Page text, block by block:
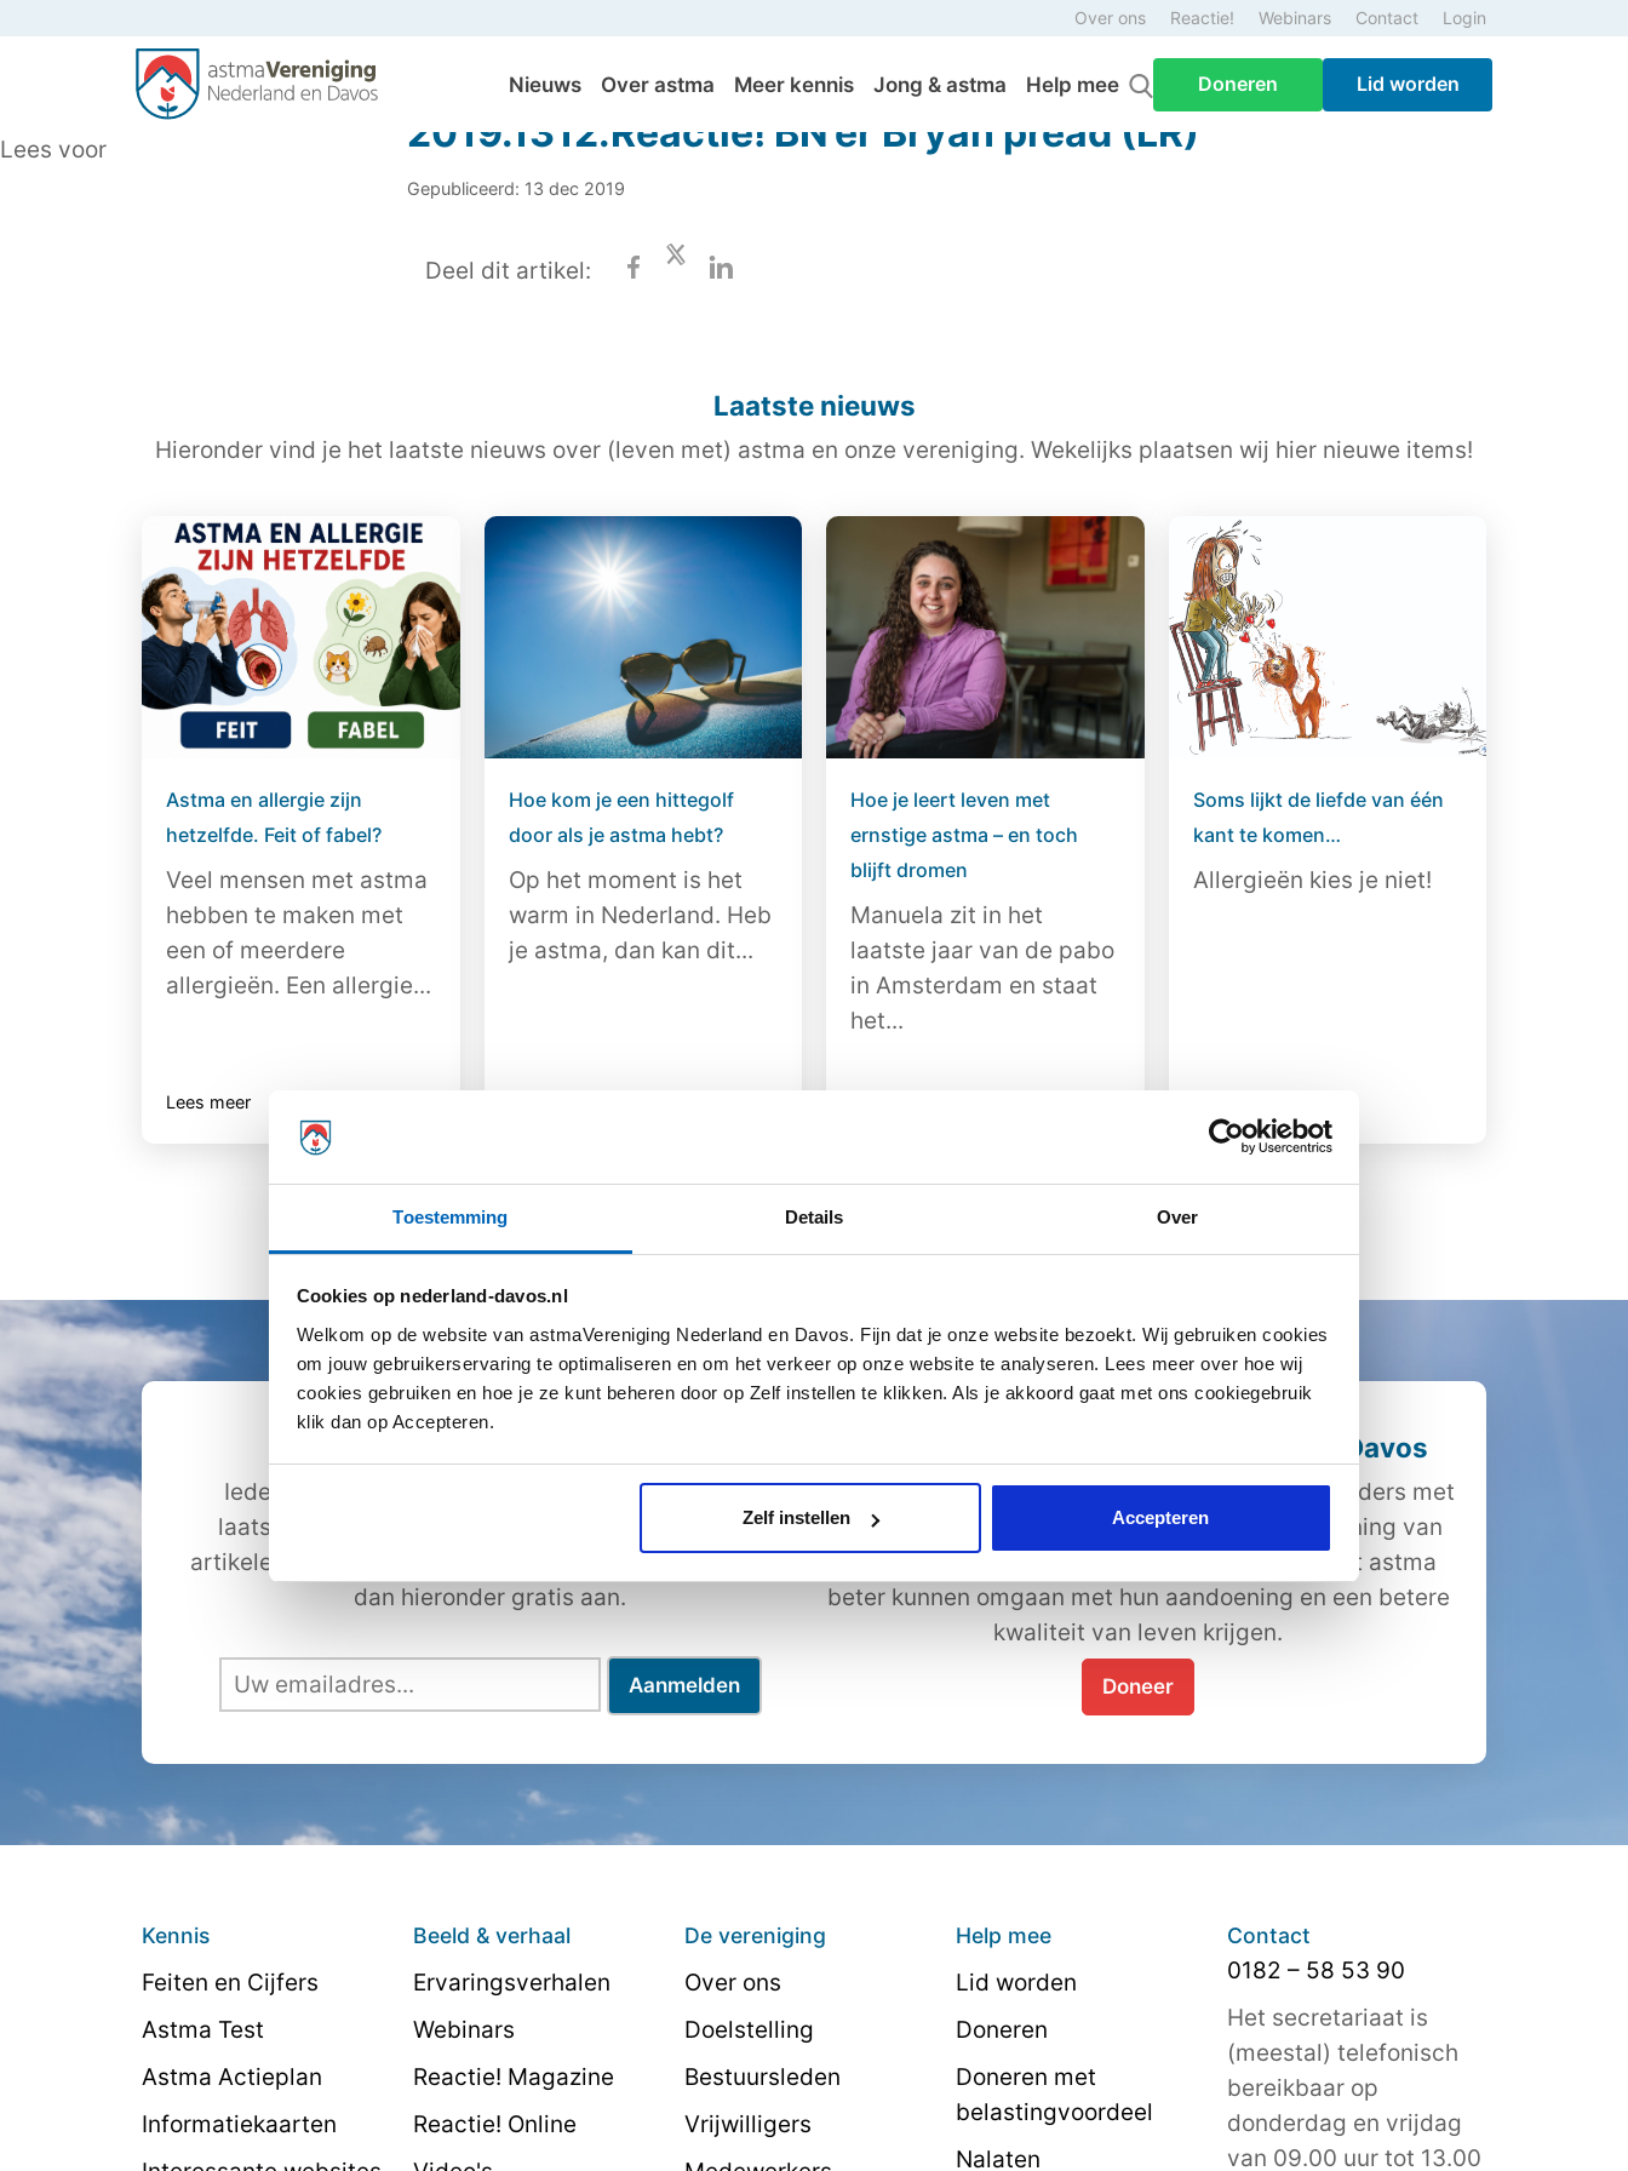
Toestemming Details Over
Cookies op nederland-davos.nl
Welkom op de website van astmaVereniging Nederland en Davos. Fijn dat je onze website bezoekt. Wij gebruiken cookies
om jouw gebruikerservaring te optimaliseren en om het verkeer op onze website te analyseren. Lees meer over hoe wij
cookies gebruiken en hoe je ze kunt beheren door op Zelf instellen te klikken. Als je akkoord gaat met ons cookiegebruik
klik dan op Accepteren.
Zelf instellen Accepteren
Over ons Reactie! Webinars Contact Login
Nieuws Over astma Meer kennis Jong & astma Help mee Doneren Lid worden
Lees voor 2019.1312.Reactie! BN’er Bryan pread (LR)
Gepubliceerd: 13 dec 2019
Deel dit artikel:
Laatste nieuws
Hieronder vind je het laatste nieuws over (leven met) astma en onze vereniging. Wekelijks plaatsen wij hier nieuwe items!
Astma en allergie zijn
hetzelfde. Feit of fabel?
Veel mensen met astma
hebben te maken met
een of meerdere
allergieën. Een allergie...
Lees meer
Hoe kom je een hittegolf
door als je astma hebt?
Op het moment is het
warm in Nederland. Heb
je astma, dan kan dit...
Hoe je leert leven met
ernstige astma – en toch
blijft dromen
Manuela zit in het
laatste jaar van de pabo
in Amsterdam en staat
het...
Soms lijkt de liefde van één
kant te komen…
Allergieën kies je niet!
Alle artikelen
Iedere maand staat onze nieuwsbrief vol met het
laatste nieuws, ervaringsverhalen en verdiepende
artikelen over astma. Ontvang jij hem nog niet? Meld je
dan hieronder gratis aan.
Steun astmaVereniging Nederland en Davos
Met jouw bijdrage steun je alle 575.000 Nederlanders met
(ernstig) astma. VND zet zich in voor ondersteuning van
mensen met (ernstig) astma, zodat mensen met astma
beter kunnen omgaan met hun aandoening en een betere
kwaliteit van leven krijgen.
Doneer
Kennis
Feiten en Cijfers
Astma Test
Astma Actieplan
Informatiekaarten
Beeld & verhaal
Ervaringsverhalen
Webinars
Reactie! Magazine
Reactie! Online
De vereniging
Over ons
Doelstelling
Bestuursleden
Vrijwilligers
Help mee
Lid worden
Doneren
Doneren met
belastingvoordeel
Nalaten
Contact
0182 – 58 53 90
Het secretariaat is
(meestal) telefonisch
bereikbaar op
donderdag en vrijdag
van 09.00 uur tot 13.00